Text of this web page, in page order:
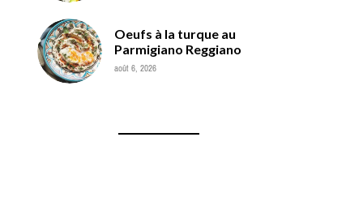
Oeufs à la turque au
Parmigiano Reggiano
août 6, 2026